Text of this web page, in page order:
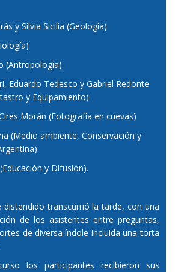
y Silvia Sicilia (Geología)
(Antropología)
Eduardo Tedesco y Gabriel Redonte
y Equipamiento)
Morán (Fotografía en cuevas)
(Medio ambiente, Conservación y
y Difusión).
distendido transcurrió la tarde, con una
de los asistentes entre preguntas,
de diversa índole incluida una torta
los participantes recibieron sus